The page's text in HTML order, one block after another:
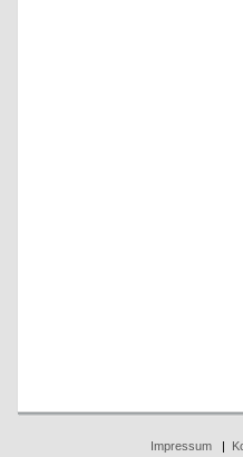
Impressum|